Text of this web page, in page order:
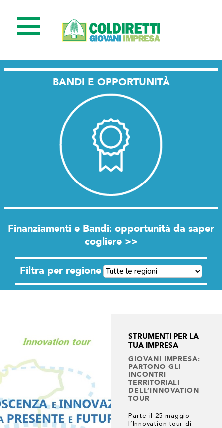
BANDI E OPPORTUNITÀ
Finanziamenti e Bandi: opportunità da saper
cogliere >>
Filtra per regione
STRUMENTI PER LA
TUA IMPRESA
GIOVANI IMPRESA:
PARTONO GLI
INCONTRI
TERRITORIALI
DELL’INNOVATION
TOUR
Parte il 25 maggio
l’Innovation tour di